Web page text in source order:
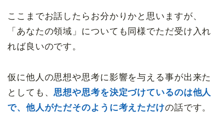
ここまでお話したらお分かりかと思いますが、
「あなたの領域」についても同様でただ受け入れ
れば良いのです。
仮に他人の思想や思考に影響を与える事が出来た
としても、思想や思考を決定づけているのは他人
で、他人がただそのように考えただけの話です。